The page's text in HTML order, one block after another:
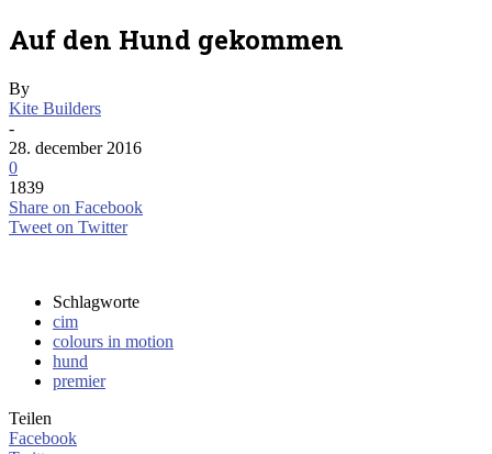
Auf den Hund gekommen
By
Kite Builders
-
28. december 2016
0
1839
Share on Facebook
Tweet on Twitter
Schlagworte
cim
colours in motion
hund
premier
Teilen
Facebook